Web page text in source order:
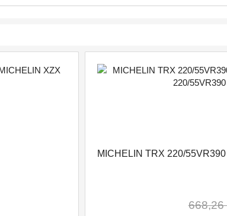
MICHELIN TRX 220/
668,26